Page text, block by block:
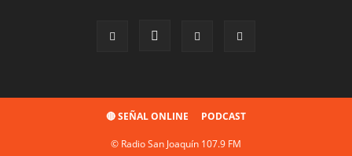
🔴 SEÑAL ONLINE PODCAST
© Radio San Joaquín 107.9 FM